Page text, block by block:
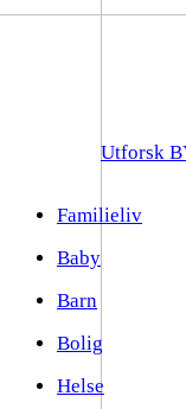
Utforsk
Familieliv
Baby
Barn
Bolig
Helse